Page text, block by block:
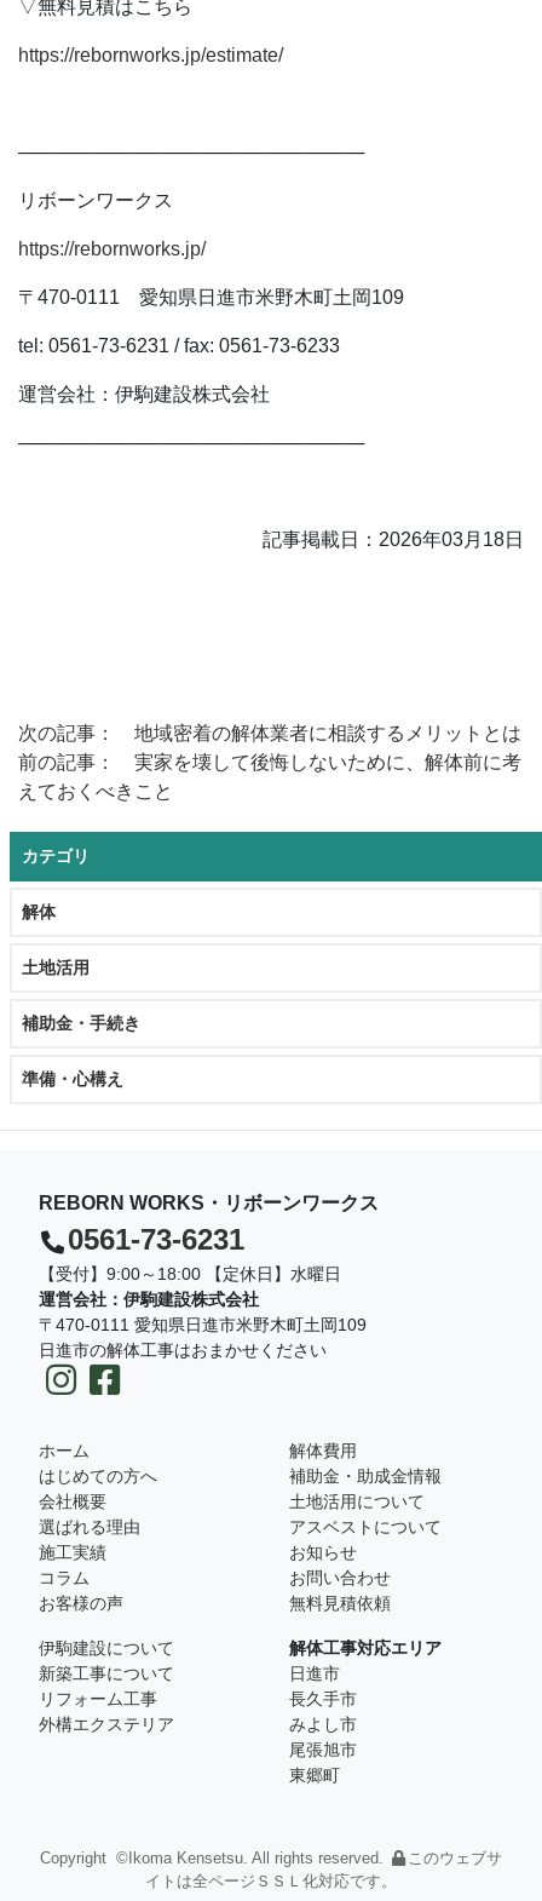
▽無料見積はこちら
https://rebornworks.jp/estimate/
──────────────────────────
リボーンワークス
https://rebornworks.jp/
〒470-0111 愛知県日進市米野木町土岡109
tel: 0561-73-6231 / fax: 0561-73-6233
運営会社：伊駒建設株式会社
──────────────────────────
記事掲載日：2026年03月18日
次の記事： 地域密着の解体業者に相談するメリットとは
前の記事： 実家を壊して後悔しないために、解体前に考
えておくべきこと
カテゴリ
解体
土地活用
補助金・手続き
準備・心構え
REBORN WORKS・リボーンワークス
0561-73-6231
【受付】9:00～18:00 【定休日】水曜日
運営会社：伊駒建設株式会社
〒470-0111 愛知県日進市米野木町土岡109
日進市の解体工事はおまかせください
ホーム
はじめての方へ
会社概要
選ばれる理由
施工実績
コラム
お客様の声
解体費用
補助金・助成金情報
土地活用について
アスベストについて
お知らせ
お問い合わせ
無料見積依頼
伊駒建設について
新築工事について
リフォーム工事
外構エクステリア
解体工事対応エリア
日進市
長久手市
みよし市
尾張旭市
東郷町
Copyright ©Ikoma Kensetsu. All rights reserved.
このウェブサ
イトは全ページＳＳＬ化対応です。